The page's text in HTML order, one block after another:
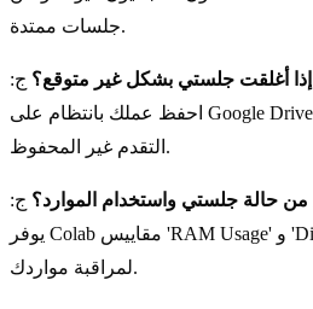
جلسات ممتدة.
أغلقت جلستي بشكل غير متوقع؟ ج:
احفظ عملك بانتظام على Google Drive أو GitHub لتجنب فقدان
التقدم غير المحفوظ.
حالة جلستي واستخدام الموارد؟ ج:
يوفر Colab مقاييس 'RAM Usage' و 'Disk Usage' في الواجهة
لمراقبة مواردك.